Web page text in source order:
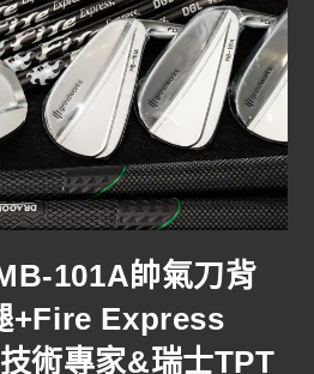
101A帥氣刀背
+Fire Express
術專家&瑞士TPT